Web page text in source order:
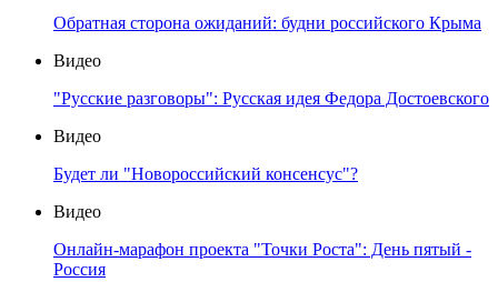
Обратная сторона ожиданий: будни российского Крыма
Видео
"Русские разговоры": Русская идея Федора Достоевского
Видео
Будет ли "Новороссийский консенсус"?
Видео
Онлайн-марафон проекта "Точки Роста": День пятый -
Россия